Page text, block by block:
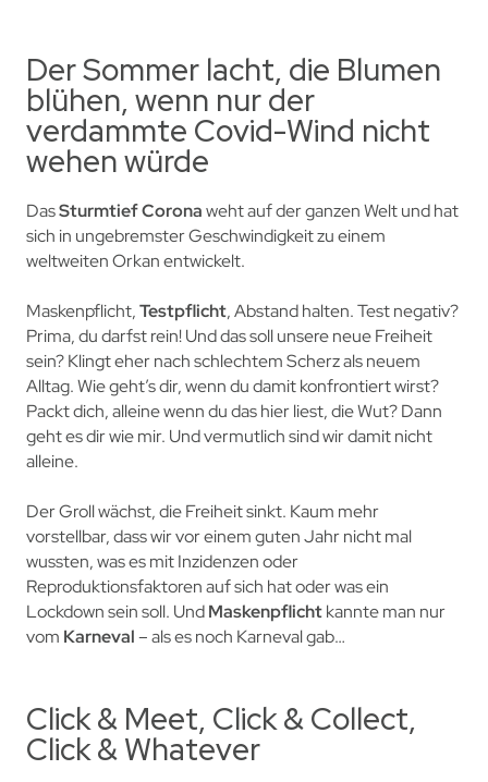
Der Sommer lacht, die Blumen
blühen, wenn nur der
verdammte Covid-Wind nicht
wehen würde
DasSturmtief Coronaweht auf der ganzen Welt und hat
sich in ungebremster Geschwindigkeit zu einem
weltweiten Orkan entwickelt.
Maskenpflicht,Testpflicht, Abstand halten. Test negativ?
Prima, du darfst rein! Und das soll unsere neue Freiheit
sein? Klingt eher nach schlechtem Scherz als neuem
Alltag. Wie geht’s dir, wenn du damit konfrontiert wirst?
Packt dich, alleine wenn du das hier liest, die Wut? Dann
geht es dir wie mir. Und vermutlich sind wir damit nicht
alleine.
Der Groll wächst, die Freiheit sinkt. Kaum mehr
vorstellbar, dass wir vor einem guten Jahr nicht mal
wussten, was es mit Inzidenzen oder
Reproduktionsfaktoren auf sich hat oder was ein
Lockdown sein soll. UndMaskenpflichtkannte man nur
vom Karneval– als es noch Karneval gab…
Click & Meet, Click & Collect,
Click & Whatever